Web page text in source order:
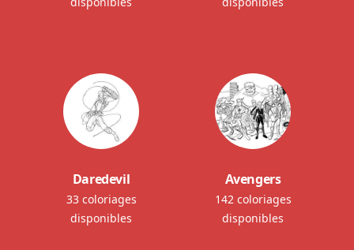
Daredevil
33 coloriages
disponibles
Avengers
142 coloriages
disponibles